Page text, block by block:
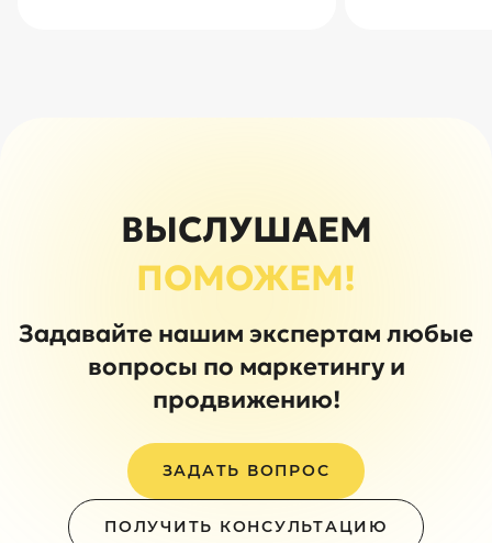
ВЫСЛУШАЕМ
ПОМОЖЕМ!
Задавайте нашим экспертам любые
вопросы по маркетингу и
продвижению!
ЗАДАТЬ ВОПРОС
ПОЛУЧИТЬ КОНСУЛЬТАЦИЮ